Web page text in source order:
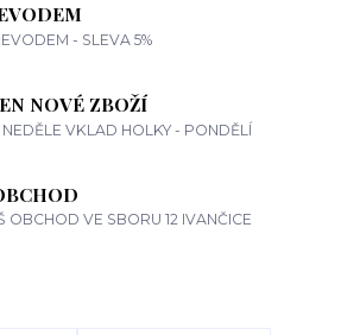
- SLEVA 5%
NOVÉ ZBOŽÍ
VKLAD HOLKY - PONDĚLÍ
OBCHOD VE SBORU 12 IVANČICE